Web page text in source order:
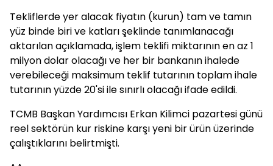
Tekliflerde yer alacak fiyatın (kurun) tam ve tamın
yüz binde biri ve katları şeklinde tanımlanacağı
aktarılan açıklamada, işlem teklifi miktarının en az 1
milyon dolar olacağı ve her bir bankanın ihalede
verebileceği maksimum teklif tutarının toplam ihale
tutarının yüzde 20'si ile sınırlı olacağı ifade edildi.
TCMB Başkan Yardımcısı Erkan Kilimci pazartesi günü
reel sektörün kur riskine karşı yeni bir ürün üzerinde
çalıştıklarını belirtmişti.